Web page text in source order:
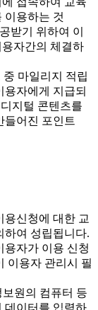
이용하는 것
받기 위하여 이
자간의 체결하
마일리지 적립
자에게 지급되
지털 콘텐츠를
들어진 포인트
신청에 대한 교
하여 성립됩니다.
자가 이용 신청
이용자 관리시 필
원의 컴퓨터 등
데이터를 입력하